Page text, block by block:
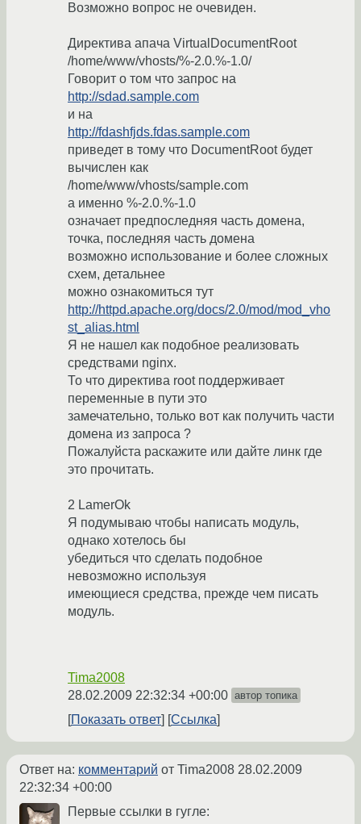
Возможно вопрос не очевиден.
Директива апача VirtualDocumentRoot
/home/www/vhosts/%-2.0.%-1.0/
Говорит о том что запрос на
http://sdad.sample.com
и на
http://fdashfjds.fdas.sample.com
приведет в тому что DocumentRoot будет
вычислен как
/home/www/vhosts/sample.com
а именно %-2.0.%-1.0
означает предпоследняя часть домена,
точка, последняя часть домена
возможно использование и более сложных
схем, детальнее
можно ознакомиться тут
http://httpd.apache.org/docs/2.0/mod/mod_vho
st_alias.html
Я не нашел как подобное реализовать
средствами nginx.
То что директива root поддерживает
переменные в пути это
замечательно, только вот как получить части
домена из запроса ?
Пожалуйста раскажите или дайте линк где
это прочитать.
2 LamerOk
Я подумываю чтобы написать модуль,
однако хотелось бы
убедиться что сделать подобное
невозможно используя
имеющиеся средства, прежде чем писать
модуль.
Tima2008
28.02.2009 22:32:34 +00:00 автор топика
Показать ответ Ссылка
Ответ на: комментарий от Tima2008 28.02.2009
22:32:34 +00:00
Первые ссылки в гугле: